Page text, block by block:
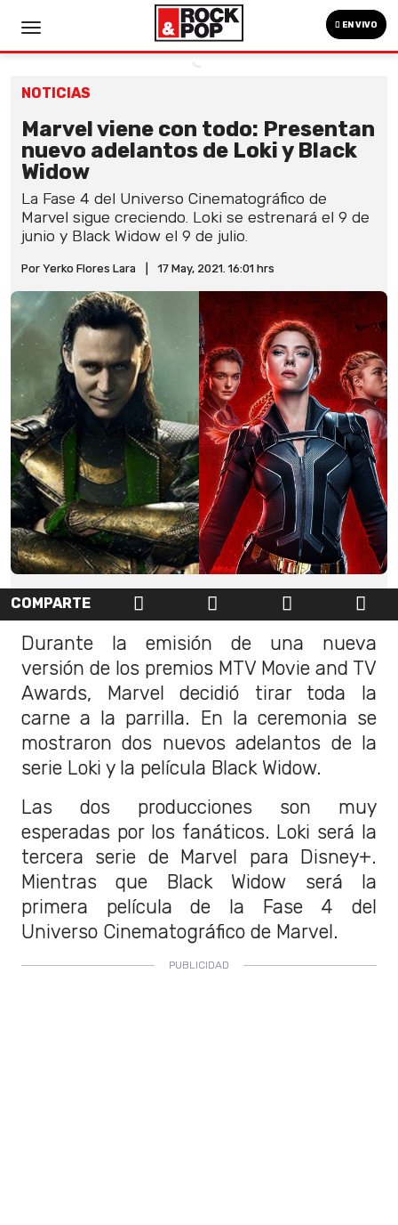
EN VIVO
NOTICIAS
Marvel viene con todo: Presentan
nuevo adelantos de Loki y Black
Widow
La Fase 4 del Universo Cinematográfico de
Marvel sigue creciendo. Loki se estrenará el 9 de
junio y Black Widow el 9 de julio.
Por Yerko Flores Lara 17 May, 2021. 16:01 hrs
COMPARTE
Durante la emisión de una nueva
versión de los premios MTV Movie and TV
Awards, Marvel decidió tirar toda la
carne a la parrilla. En la ceremonia se
mostraron dos nuevos adelantos de la
serie Loki y la película Black Widow.
Las dos producciones son muy
esperadas por los fanáticos. Loki será la
tercera serie de Marvel para Disney+.
Mientras que Black Widow será la
primera película de la Fase 4 del
Universo Cinematográfico de Marvel.